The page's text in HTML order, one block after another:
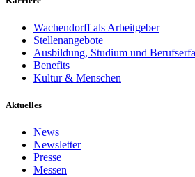
Wachendorff als Arbeitgeber
Stellenangebote
Ausbildung, Studium und
Benefits
Kultur & Menschen
Aktuelles
News
Newsletter
Presse
Messen